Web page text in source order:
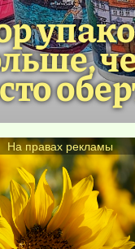
На правах рекламы